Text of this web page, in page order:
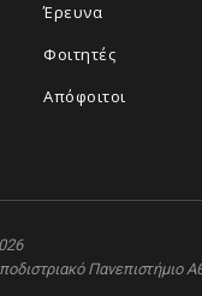
Έρευνα
Φοιτητές
Απόφοιτοι
Πανεπιστήμιο